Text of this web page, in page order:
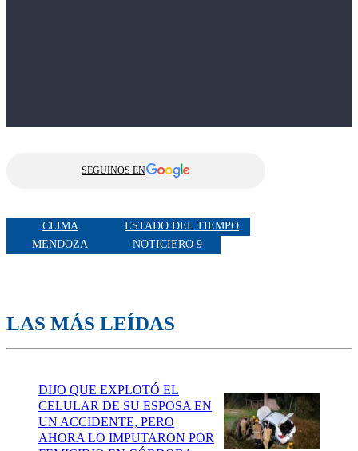
SEGUINOS EN
CLIMA
ESTADO DEL TIEMPO
MENDOZA
NOTICIERO 9
LAS MÁS LEÍDAS
DIJO QUE EXPLOTÓ EL
CELULAR DE SU ESPOSA EN
UN ACCIDENTE, PERO
AHORA LO IMPUTARON POR